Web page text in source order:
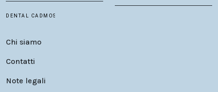
Chi siamo
Contatti
Note legali